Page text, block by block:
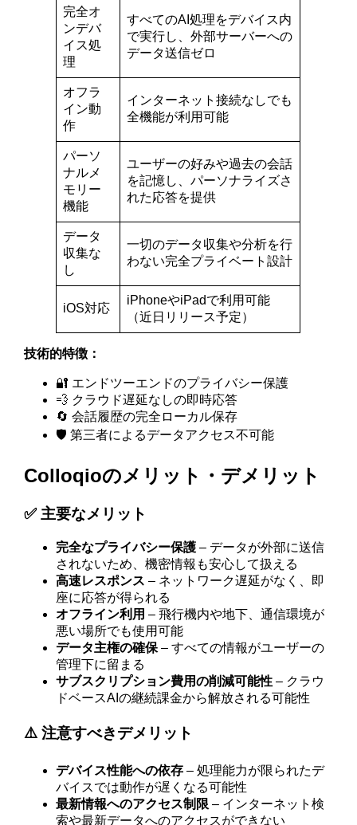
完全オ
ンデバ
イス処
理
すべてのAI処理をデバイス内
で実行し、外部サーバーへの
データ送信ゼロ
オフラ
イン動
作
インターネット接続なしでも
全機能が利用可能
パーソ
ナルメ
モリー
機能
ユーザーの好みや過去の会話
を記憶し、パーソナライズさ
れた応答を提供
データ
収集な
し
一切のデータ収集や分析を行
わない完全プライベート設計
iOS対応
iPhoneやiPadで利用可能
（近日リリース予定）
技術的特徴：
🔐 エンドツーエンドのプライバシー保護
💨 クラウド遅延なしの即時応答
🔄 会話履歴の完全ローカル保存
🛡️ 第三者によるデータアクセス不可能
Colloqioのメリット・デメリット
✅ 主要なメリット
完全なプライバシー保護 – データが外部に送信
されないため、機密情報も安心して扱える
高速レスポンス – ネットワーク遅延がなく、即
座に応答が得られる
オフライン利用 – 飛行機内や地下、通信環境が
悪い場所でも使用可能
データ主権の確保 – すべての情報がユーザーの
管理下に留まる
サブスクリプション費用の削減可能性 – クラウ
ドベースAIの継続課金から解放される可能性
⚠️ 注意すべきデメリット
デバイス性能への依存 – 処理能力が限られたデ
バイスでは動作が遅くなる可能性
最新情報へのアクセス制限 – インターネット検
索や最新データへのアクセスができない